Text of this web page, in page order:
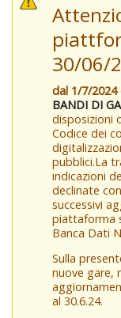
30/06/
dal 1/7/
BANDI DI
disposizioni
Codice dei
pubblici.La
indicazioni
declinate
successivi
piattaforma
Banca Dati
Sulla
nuove gare,
al 30.6.24.